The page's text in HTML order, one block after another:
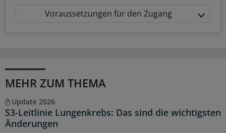
Voraussetzungen für den Zugang
MEHR ZUM THEMA
Update 2026
S3-Leitlinie Lungenkrebs: Das sind die wichtigsten
Änderungen